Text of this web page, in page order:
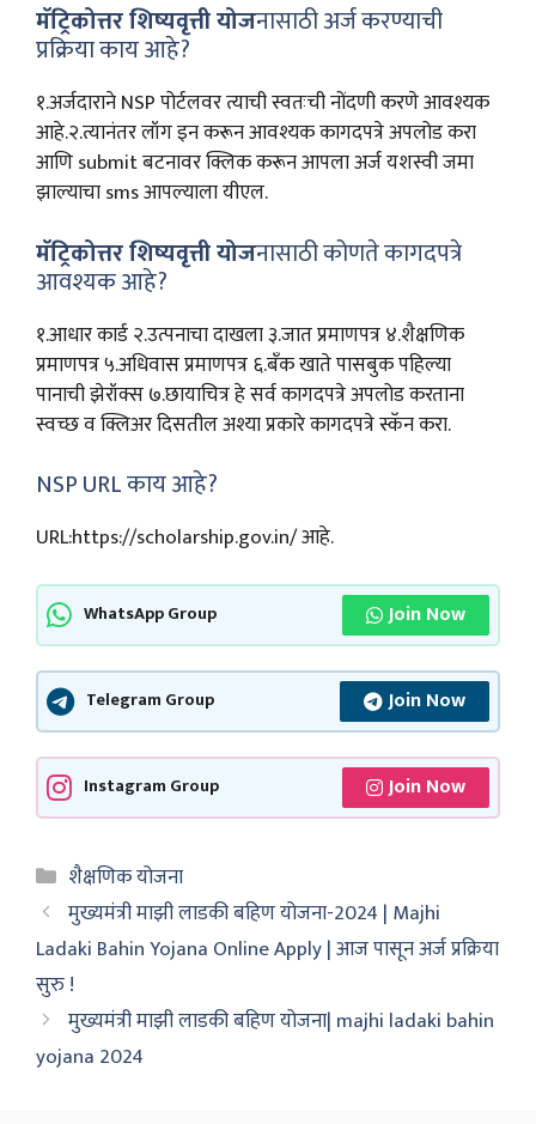
मॅट्रिकोत्तर शिष्यवृत्ती योजनासाठी अर्ज करण्याची
प्रक्रिया काय आहे?
१.अर्जदाराने NSP पोर्टलवर त्याची स्वतःची नोंदणी करणे आवश्यक
आहे.२.त्यानंतर लॉग इन करून आवश्यक कागदपत्रे अपलोड करा
आणि submit बटनावर क्लिक करून आपला अर्ज यशस्वी जमा
झाल्याचा sms आपल्याला यीएल.
मॅट्रिकोत्तर शिष्यवृत्ती योजनासाठी कोणते कागदपत्रे
आवश्यक आहे?
१.आधार कार्ड २.उत्पनाचा दाखला ३.जात प्रमाणपत्र ४.शैक्षणिक
प्रमाणपत्र ५.अधिवास प्रमाणपत्र ६.बँक खाते पासबुक पहिल्या
पानाची झेरॉक्स ७.छायाचित्र हे सर्व कागदपत्रे अपलोड करताना
स्वच्छ व क्लिअर दिसतील अश्या प्रकारे कागदपत्रे स्कॅन करा.
NSP URL काय आहे?
URL:https://scholarship.gov.in/ आहे.
WhatsApp Group Join Now
Telegram Group Join Now
Instagram Group Join Now
Categories
शैक्षणिक योजना
मुख्यमंत्री माझी लाडकी बहिण योजना-2024 | Majhi
Ladaki Bahin Yojana Online Apply | आज पासून अर्ज प्रक्रिया
सुरु !
मुख्यमंत्री माझी लाडकी बहिण योजना| majhi ladaki bahin
yojana 2024